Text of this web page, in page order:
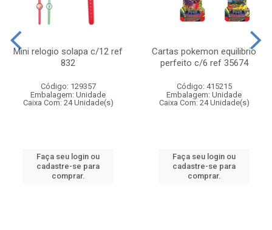
Mini relogio solapa c/12 ref
832
Código: 129357
Embalagem: Unidade
Caixa Com: 24 Unidade(s)
Faça seu login ou
cadastre-se para
comprar.
Cartas pokemon equilibrio
perfeito c/6 ref 35674
Código: 415215
Embalagem: Unidade
Caixa Com: 24 Unidade(s)
Faça seu login ou
cadastre-se para
comprar.